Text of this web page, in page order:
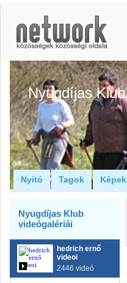
Nyugdíjas Klub
Nyitó Tagok Képek
Nyugdíjas Klub
videógalériái
hedrich ernő
videoi
2446 videó